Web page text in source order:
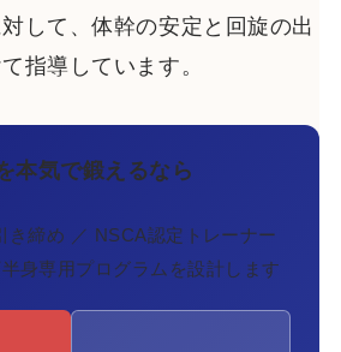
して、体幹の安定と回旋の出
指導しています。
本気で鍛えるなら
き締め ／ NSCA認定トレーナー
身専用プログラムを設計します